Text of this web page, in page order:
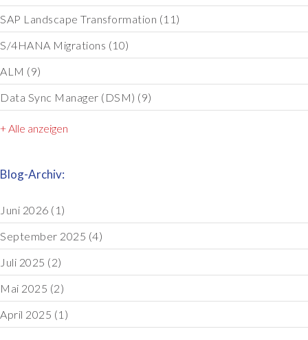
SAP Landscape Transformation (11)
S/4HANA Migrations (10)
ALM (9)
Data Sync Manager (DSM) (9)
+ Alle anzeigen
Blog-Archiv:
Juni 2026 (1)
September 2025 (4)
Juli 2025 (2)
Mai 2025 (2)
April 2025 (1)